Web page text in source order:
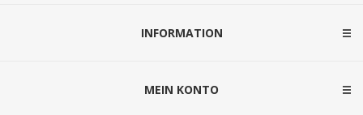
INFORMATION
MEIN KONTO